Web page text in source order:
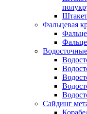
Фальцевая
Сайдинг